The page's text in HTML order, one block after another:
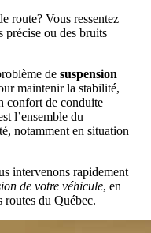
route? Vous ressentez
précise ou des bruits
de suspension
maintenir la stabilité,
confort de conduite
l’ensemble du
notamment en situation
intervenons rapidement
de votre véhicule, en
routes du Québec.